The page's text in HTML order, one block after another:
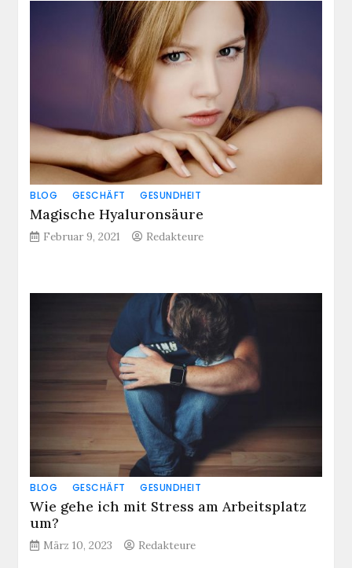
BLOG GESCHÄFT GESUNDHEIT
Magische Hyaluronsäure
Februar 9, 2021 Redakteure
BLOG GESCHÄFT GESUNDHEIT
Wie gehe ich mit Stress am Arbeitsplatz
um?
März 10, 2023 Redakteure